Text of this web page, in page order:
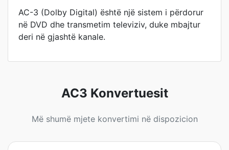
AC-3 (Dolby Digital) është një sistem i përdorur
në DVD dhe transmetim televiziv, duke mbajtur
deri në gjashtë kanale.
AC3 Konvertuesit
Më shumë mjete konvertimi në dispozicion